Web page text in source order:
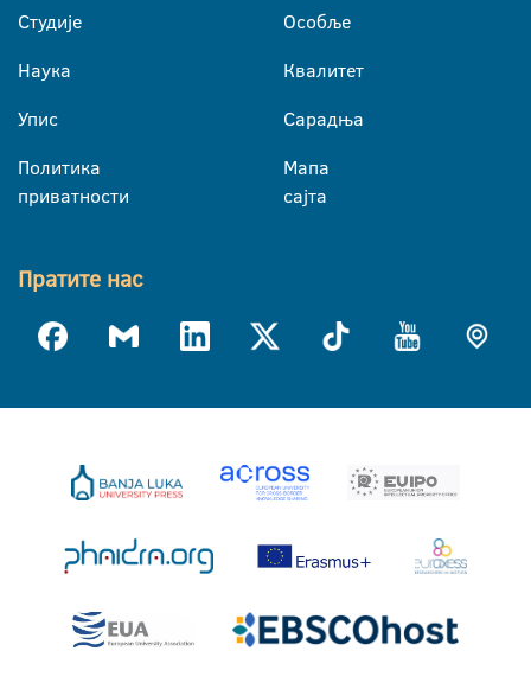
Студије
Наука
Упис
Политика
приватности
Особље
Квалитет
Сарадња
Мапа
сајта
Пратите нас